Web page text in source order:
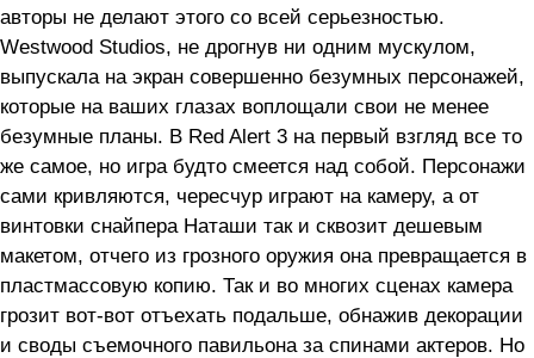
авторы не делают этого со всей серьезностью.
Westwood Studios, не дрогнув ни одним мускулом,
выпускала на экран совершенно безумных персонажей,
которые на ваших глазах воплощали свои не менее
безумные планы. В Red Alert 3 на первый взгляд все то
же самое, но игра будто смеется над собой. Персонажи
сами кривляются, чересчур играют на камеру, а от
винтовки снайпера Наташи так и сквозит дешевым
макетом, отчего из грозного оружия она превращается в
пластмассовую копию. Так и во многих сценах камера
грозит вот-вот отъехать подальше, обнажив декорации
и своды съемочного павильона за спинами актеров. Но